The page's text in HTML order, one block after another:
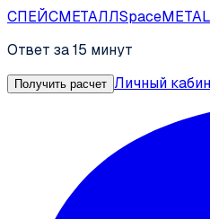
СПЕЙСМЕТАЛЛ
Ответ за 15 минут
Получить расчет Личный